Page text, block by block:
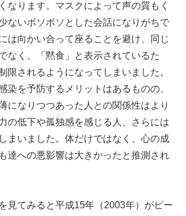
なります。マスクによって声の質もく
ないボソボソとした会話になりがちで
は向かい合って座ることを避け、同じ
なく、「黙食」と表示されているた
限されるようになってしまいました。
染を予防するメリットはあるものの、
になりつつあった人との関係性はより
の低下や孤独感を感じる人、さらには
まいました。体だけではなく、心の成
達への悪影響は大きかったと推測され
見てみると平成15年（2003年）がピー